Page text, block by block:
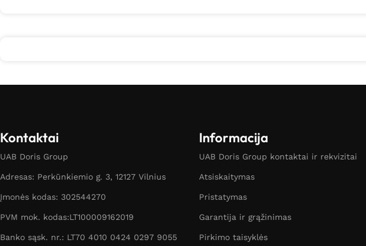
Kontaktai
UAB Doris Group
Adresas: Perkūnkiemio g. 3, 12127 Vilnius
Įmonės kodas: 302544270
PVM mok. kodas:LT100009162019
Banko sąsk. nr.: LT70 4010 0424 0297 9055
Informacija
UAB Doris Group kontaktai ir rekvizitai
Atsiskaitymas
Pristatymas
Garantija ir grąžinimas
Pirkimo taisyklės